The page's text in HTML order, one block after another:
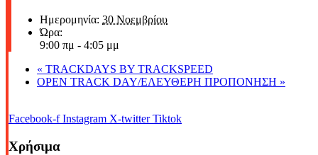
Ημερομηνία: 30 Νοεμβρίου
Ώρα:
9:00 πμ - 4:05 μμ
« TRACKDAYS BY TRACKSPEED
OPEN TRACK DAY/ΕΛΕΥΘΕΡΗ ΠΡΟΠΟΝΗΣΗ »
Facebook-f Instagram X-twitter Tiktok
Χρήσιμα